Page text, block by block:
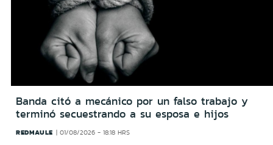
Banda citó a mecánico por un falso trabajo y
terminó secuestrando a su esposa e hijos
REDMAULE 01/08/2026 - 18:18 HRS